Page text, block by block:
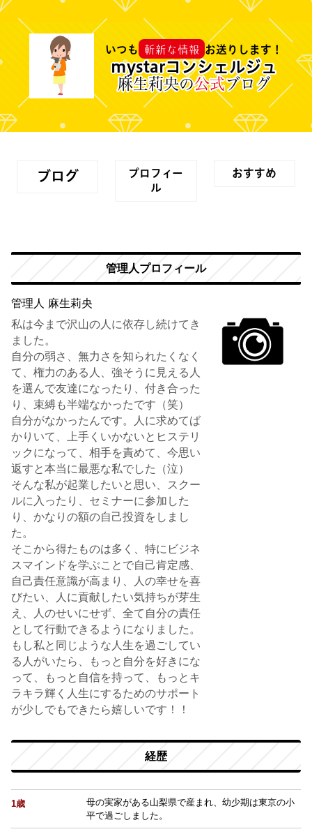
いつも 斬新な情報 お送りします！
mystarコンシェルジュ
麻生莉央の公式ブログ
ブログ
プロフィー
ル
おすすめ
管理人プロフィール
管理人 麻生莉央
私は今まで沢山の人に依存し続けてき
ました。
自分の弱さ、無力さを知られたくなく
て、権力のある人、強そうに見える人
を選んで友達になったり、付き合った
り、束縛も半端なかったです（笑）
自分がなかったんです。人に求めてば
かりいて、上手くいかないとヒステリ
ックになって、相手を責めて、今思い
返すと本当に最悪な私でした（泣）
そんな私が起業したいと思い、スクー
ルに入ったり、セミナーに参加した
り、かなりの額の自己投資をしまし
た。
そこから得たものは多く、特にビジネ
スマインドを学ぶことで自己肯定感、
自己責任意識が高まり、人の幸せを喜
びたい、人に貢献したい気持ちが芽生
え、人のせいにせず、全て自分の責任
として行動できるようになりました。
もし私と同じような人生を過ごしてい
る人がいたら、もっと自分を好きにな
って、もっと自信を持って、もっとキ
ラキラ輝く人生にするためのサポート
が少しでもできたら嬉しいです！！
経歴
1歳
母の実家がある山梨県で産まれ、幼少期は東京の小
平で過ごしました。